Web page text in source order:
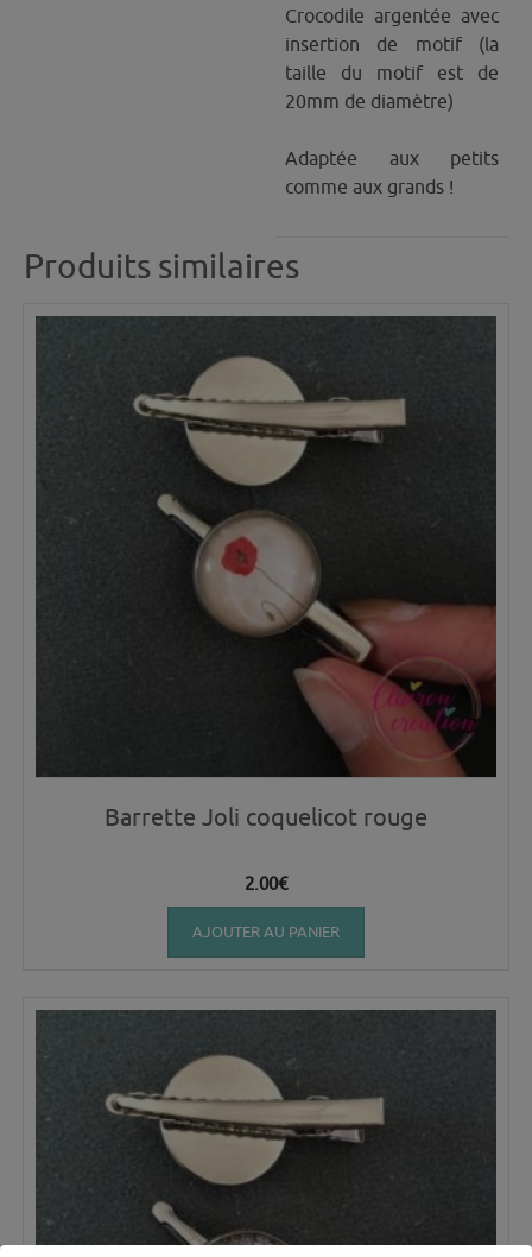
Crocodile argentée avec
insertion de motif (la
taille du motif est de
20mm de diamètre)
Adaptée aux petits
comme aux grands !
Produits similaires
Barrette Joli coquelicot rouge
2.00€
AJOUTER AU PANIER